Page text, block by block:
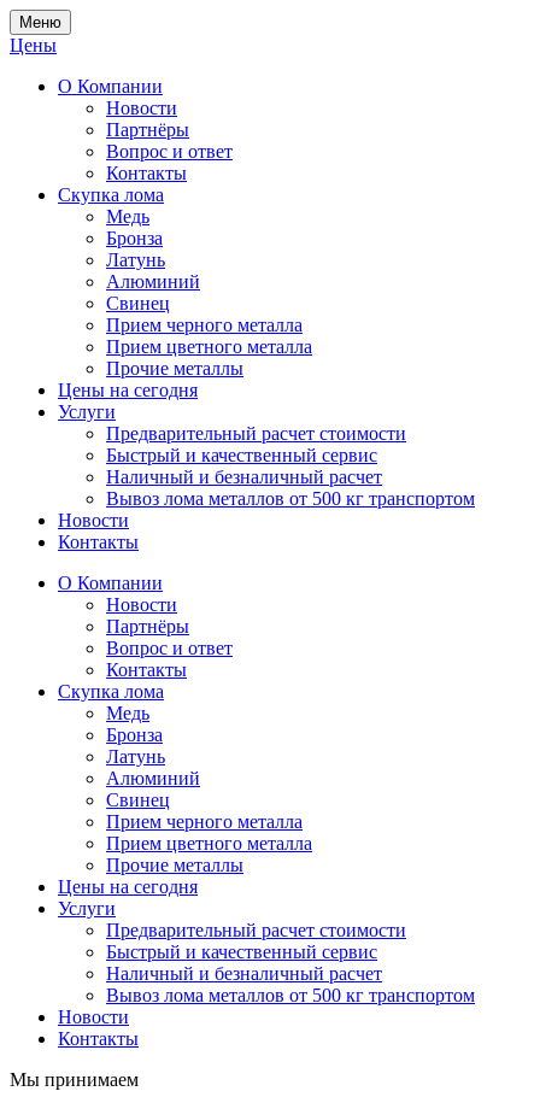
Меню
Цены
О Компании
Новости
Партнёры
Вопрос и ответ
Контакты
Скупка лома
Медь
Бронза
Латунь
Алюминий
Свинец
Прием черного металла
Прием цветного металла
Прочие металлы
Цены на сегодня
Услуги
Предварительный расчет стоимости
Быстрый и качественный сервис
Наличный и безналичный расчет
Вывоз лома металлов от 500 кг транспортом
Новости
Контакты
О Компании
Новости
Партнёры
Вопрос и ответ
Контакты
Скупка лома
Медь
Бронза
Латунь
Алюминий
Свинец
Прием черного металла
Прием цветного металла
Прочие металлы
Цены на сегодня
Услуги
Предварительный расчет стоимости
Быстрый и качественный сервис
Наличный и безналичный расчет
Вывоз лома металлов от 500 кг транспортом
Новости
Контакты
Мы принимаем